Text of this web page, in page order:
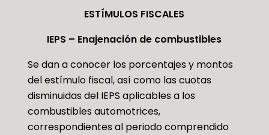
ESTÍMULOS FISCALES
IEPS – Enajenación de combustibles
Se dan a conocer los porcentajes y montos
del estímulo fiscal, así como las cuotas
disminuidas del IEPS aplicables a los
combustibles automotrices,
correspondientes al periodo comprendido